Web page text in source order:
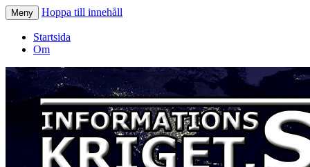
Informationskriget.se
Meny Hoppa till innehåll
Startsida
Om